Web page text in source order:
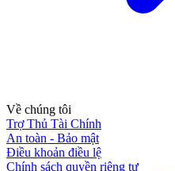
Về chúng tôi
Trợ Thủ Tài Chính
An toàn - Bảo mật
Điều khoản điều lệ
Chính sách quyền riêng tư